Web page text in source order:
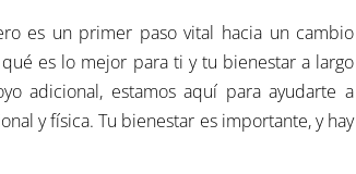
es un primer paso vital hacia un cambio
es lo mejor para ti y tu bienestar a largo
adicional, estamos aquí para ayudarte a
y física. Tu bienestar es importante, y hay